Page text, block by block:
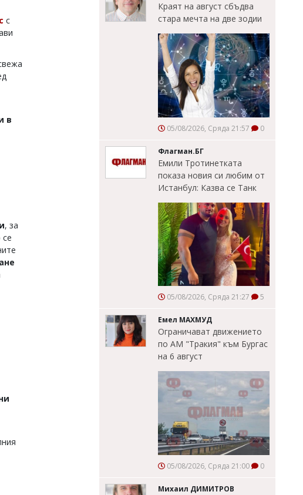
с
в
, за
Краят на август сбъдва
стара мечта на две зодии
05/08/2026, Сряда 21:57 0
Флагман.БГ
Емили Тротинетката
показа новия си любим от
Истанбул: Казва се Танк
05/08/2026, Сряда 21:27 5
Емел МАХМУД
Ограничават движението
по АМ "Тракия" към Бургас
на 6 август
05/08/2026, Сряда 21:00 0
Михаил ДИМИТРОВ